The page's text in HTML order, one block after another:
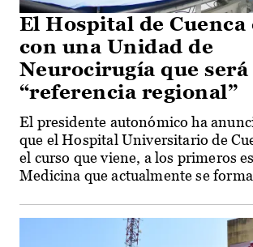
El Hospital de Cuenca
con una Unidad de
Neurocirugía que será
“referencia regional”
El presidente autonómico ha
que el Hospital Universitario de
el curso que viene, a los primeros
Medicina que actualmente se